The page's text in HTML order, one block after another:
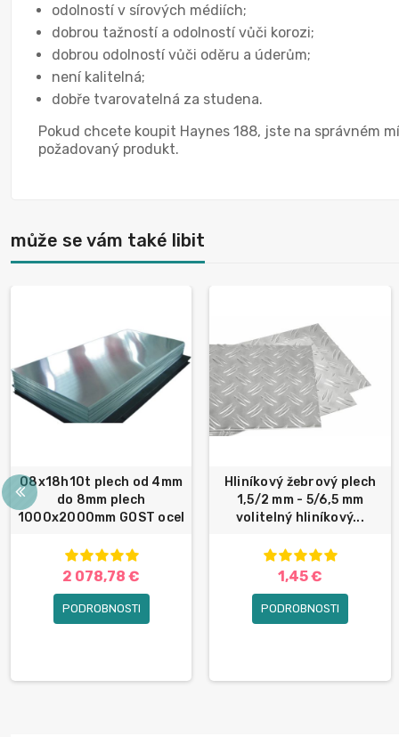
odolností v sírových médiích;
dobrou tažností a odolností vůči korozi;
dobrou odolností vůči oděru a úderům;
není kalitelná;
dobře tvarovatelná za studena.
Pokud chcete koupit Haynes 188, jste na správném
požadovaný produkt.
může se vám také libit
08x18h10t plech od 4mm
do 8mm plech
1000x2000mm GOST ocel
2 078,78 €
PODROBNOSTI
Hliníkový žebrový plech
1,5/2 mm - 5/6,5 mm
volitelný hliníkový...
1,45 €
PODROBNOSTI